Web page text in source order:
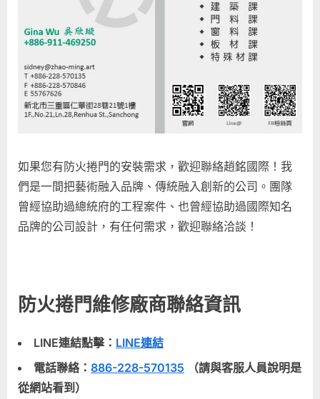
如果您有防火捲門的安裝需求，歡迎聯絡趙銘國際！我
們是一間把藝術融入品牌、傳統融入創新的公司。團隊
曾經協助過總統府的工程案件、也曾經協助過國際知名
品牌的公司設計，有任何需求，歡迎聯絡洽談！
防火捲門維修廠商聯絡資訊
LINE連結點擊： LINE連結
電話聯絡： 886-228-570135 （請與客服人員說明是
從網站看到）